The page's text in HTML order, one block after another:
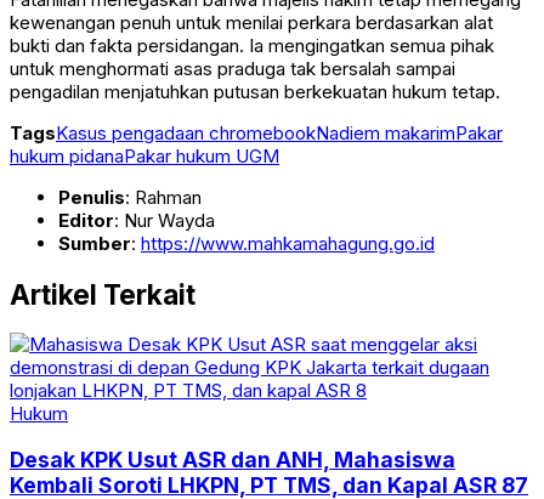
kewenangan penuh untuk menilai perkara berdasarkan alat
bukti dan fakta persidangan. Ia mengingatkan semua pihak
untuk menghormati asas praduga tak bersalah sampai
pengadilan menjatuhkan putusan berkekuatan hukum tetap.
TagsKasus pengadaan chromebookNadiem makarimPakar
hukum pidanaPakar hukum UGM
Penulis: Rahman
Editor: Nur Wayda
Sumber: https://www.mahkamahagung.go.id
Artikel Terkait
Hukum
Desak KPK Usut ASR dan ANH, Mahasiswa
Kembali Soroti LHKPN, PT TMS, dan Kapal ASR 87